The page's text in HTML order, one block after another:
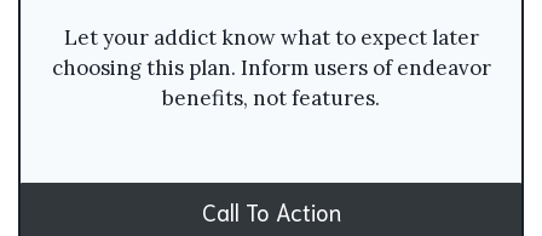
Let your addict know what to expect later
choosing this plan. Inform users of endeavor
benefits, not features.
Call To Action